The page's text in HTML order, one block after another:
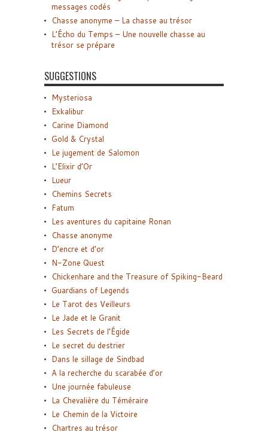
messages codés
Chasse anonyme – La chasse au trésor
L’Écho du Temps – Une nouvelle chasse au
trésor se prépare
SUGGESTIONS
Mysteriosa
Exkalibur
Carine Diamond
Gold & Crystal
Le jugement de Salomon
L’Elixir d’Or
Lueur
Chemins Secrets
Fatum
Les aventures du capitaine Ronan
Chasse anonyme
D’encre et d’or
N-Zone Quest
Chickenhare and the Treasure of Spiking-Beard
Guardians of Legends
Le Tarot des Veilleurs
Le Jade et le Granit
Les Secrets de l’Égide
Le secret du destrier
Dans le sillage de Sindbad
A la recherche du scarabée d’or
Une journée fabuleuse
La Chevalière du Téméraire
Le Chemin de la Victoire
Chartres au trésor